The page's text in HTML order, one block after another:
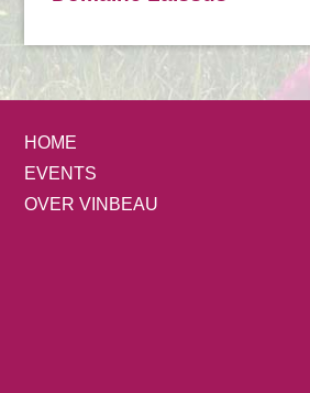
HOME
EVENTS
OVER VINBEAU